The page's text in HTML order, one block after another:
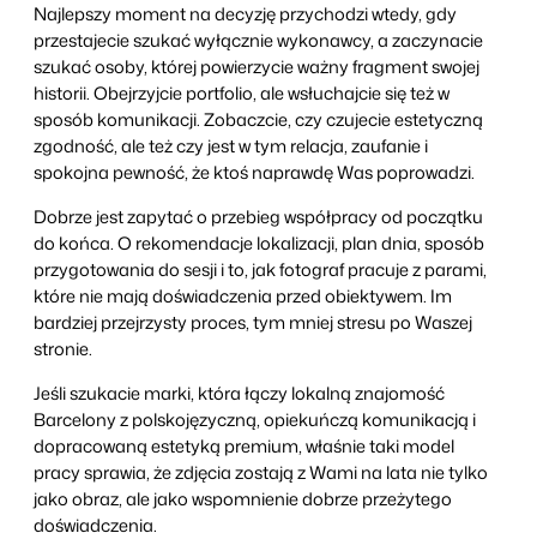
Najlepszy moment na decyzję przychodzi wtedy, gdy
przestajecie szukać wyłącznie wykonawcy, a zaczynacie
szukać osoby, której powierzycie ważny fragment swojej
historii. Obejrzyjcie portfolio, ale wsłuchajcie się też w
sposób komunikacji. Zobaczcie, czy czujecie estetyczną
zgodność, ale też czy jest w tym relacja, zaufanie i
spokojna pewność, że ktoś naprawdę Was poprowadzi.
Dobrze jest zapytać o przebieg współpracy od początku
do końca. O rekomendacje lokalizacji, plan dnia, sposób
przygotowania do sesji i to, jak fotograf pracuje z parami,
które nie mają doświadczenia przed obiektywem. Im
bardziej przejrzysty proces, tym mniej stresu po Waszej
stronie.
Jeśli szukacie marki, która łączy lokalną znajomość
Barcelony z polskojęzyczną, opiekuńczą komunikacją i
dopracowaną estetyką premium, właśnie taki model
pracy sprawia, że zdjęcia zostają z Wami na lata nie tylko
jako obraz, ale jako wspomnienie dobrze przeżytego
doświadczenia.